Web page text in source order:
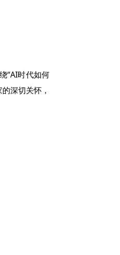
“AI时代如何
深切关怀，